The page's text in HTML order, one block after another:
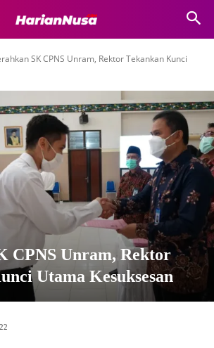
SK CPNS Unram, Rektor Tekankan Kunci
CPNS Unram, Rektor
Utama Kesuksesan